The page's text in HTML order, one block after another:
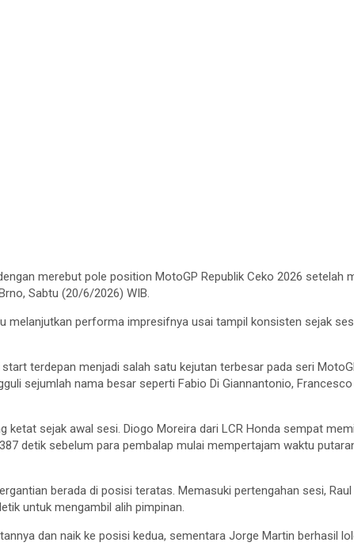
merebut pole position MotoGP Republik Ceko 2026 setelah
Sabtu (20/6/2026) WIB.
melanjutkan performa impresifnya usai tampil konsisten sejak
terdepan menjadi salah satu kejutan terbesar pada seri
sejumlah nama besar seperti Fabio Di Giannantonio, Francesco
ketat sejak awal sesi. Diogo Moreira dari LCR Honda sempat
detik sebelum para pembalap mulai mempertajam waktu
berada di posisi teratas. Memasuki pertengahan sesi, Raul
untuk mengambil alih pimpinan.
dan naik ke posisi kedua, sementara Jorge Martin berhasil